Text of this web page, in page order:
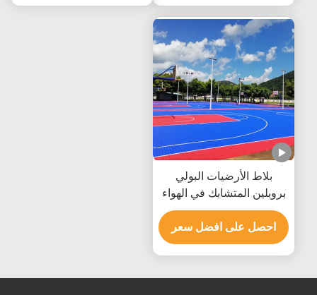
بلاط الأرضيات البولي
بروبلين المتشابك في الهواء
الطلق لملعب تنس كرة
السلة
احصل على افضل سعر